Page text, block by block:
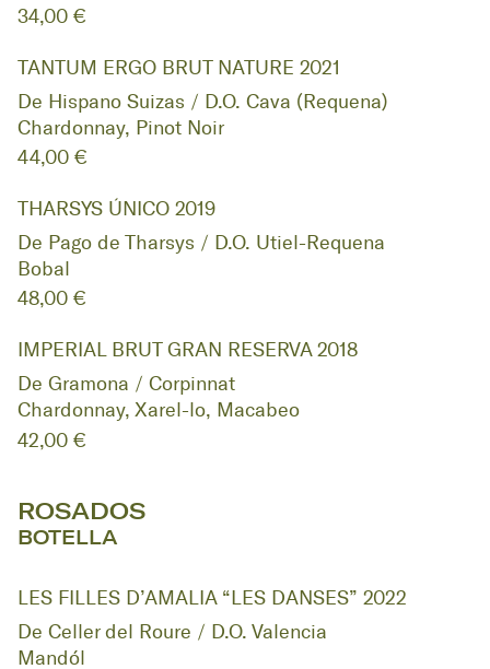
34,00 €
TANTUM ERGO BRUT NATURE 2021
De Hispano Suizas / D.O. Cava (Requena)
Chardonnay, Pinot Noir
44,00 €
THARSYS ÚNICO 2019
De Pago de Tharsys / D.O. Utiel-Requena
Bobal
48,00 €
IMPERIAL BRUT GRAN RESERVA 2018
De Gramona / Corpinnat
Chardonnay, Xarel-lo, Macabeo
42,00 €
ROSADOS
BOTELLA
LES FILLES D’AMALIA “LES DANSES” 2022
De Celler del Roure / D.O. Valencia
Mandól